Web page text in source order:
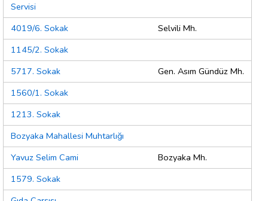
Servisi
4019/6. Sokak
Selvili Mh.
1145/2. Sokak
5717. Sokak
Gen. Asım Gündüz Mh.
1560/1. Sokak
1213. Sokak
Bozyaka Mahallesi Muhtarlığı
Yavuz Selim Cami
Bozyaka Mh.
1579. Sokak